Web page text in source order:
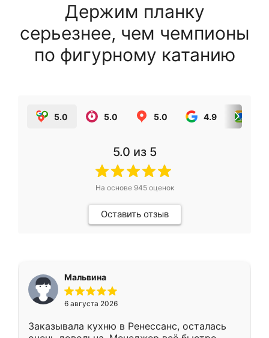
Держим планку
серьезнее, чем чемпионы
по фигурному катанию
5.0 5.0 5.0 4.9
5.0 из 5
На основе 945оценок
Оставить отзыв
Мальвина
6 августа 2026
Заказывала кухню в Ренессанс, осталась